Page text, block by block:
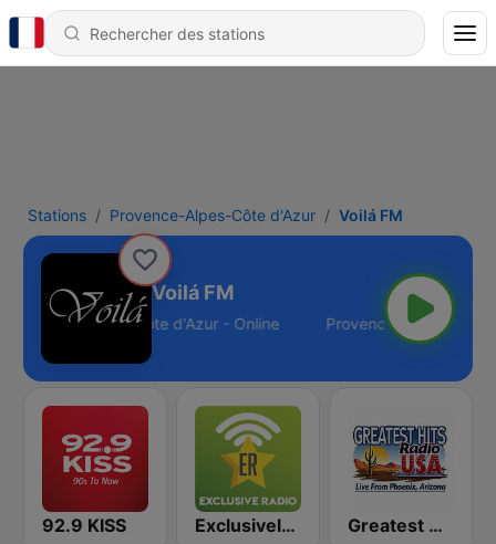
Stations Provence-Alpes-Côte d'Azur Voilá FM
Voilá FM
Provence-Alpes-Côte d'Azur - Online
92.9 KISS Exclusively Nat King Cole Greatest Hits Radio USA